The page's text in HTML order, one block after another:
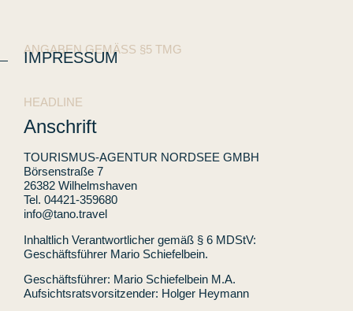
ANGABEN GEMÄSS §5 TMG
IMPRESSUM
HEADLINE
Anschrift
TOURISMUS-AGENTUR NORDSEE GMBH
Börsenstraße 7
26382 Wilhelmshaven
Tel. 04421-359680
info@tano.travel
Inhaltlich Verantwortlicher gemäß § 6 MDStV:
Geschäftsführer Mario Schiefelbein.
Geschäftsführer: Mario Schiefelbein M.A.
Aufsichtsratsvorsitzender: Holger Heymann